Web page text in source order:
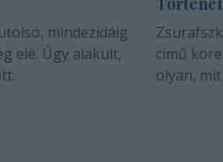
mindezidáig
elé. Úgy alakult,
című
olyan, mit